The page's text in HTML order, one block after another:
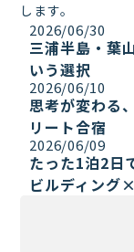
します。
2026/06/30
三浦半島・葉
いう選択
2026/06/10
思考が変わる
リート合宿
2026/06/09
たった1泊2日
ビルディング